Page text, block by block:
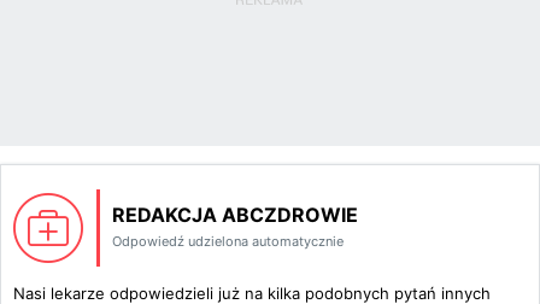
REDAKCJA ABCZDROWIE
Odpowiedź udzielona automatycznie
Nasi lekarze odpowiedzieli już na kilka podobnych pytań innych